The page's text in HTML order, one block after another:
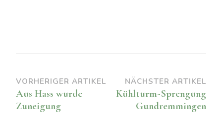
Beitragsnavigation
VORHERIGER ARTIKEL
Aus Hass wurde
Zuneigung
NÄCHSTER ARTIKEL
Kühlturm-Sprengung
Gundremmingen